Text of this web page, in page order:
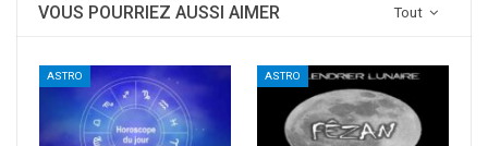
Tout
VOUS POURRIEZ AUSSI AIMER
ASTRO ASTRO